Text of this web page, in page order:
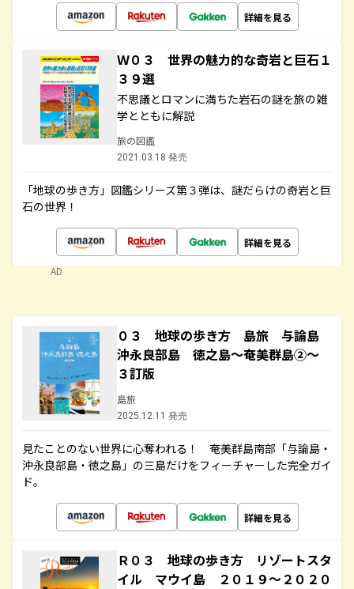
詳細を見る
Ｗ０３ 世界の魅力的な奇岩と巨石１
３９選
不思議とロマンに満ちた岩石の謎を旅の雑
学とともに解説
旅の図鑑
2021.03.18 発売
「地球の歩き方」図鑑シリーズ第３弾は、謎だらけの奇岩と巨
石の世界！
詳細を見る
AD
０３ 地球の歩き方 島旅 与論島
沖永良部島 徳之島～奄美群島②～
３訂版
島旅
2025.12.11 発売
見たことのない世界に心奪われる！ 奄美群島南部「与論島・
沖永良部島・徳之島」の三島だけをフィーチャーした完全ガイ
ド。
詳細を見る
Ｒ０３ 地球の歩き方 リゾートスタ
イル マウイ島 ２０１９～２０２０